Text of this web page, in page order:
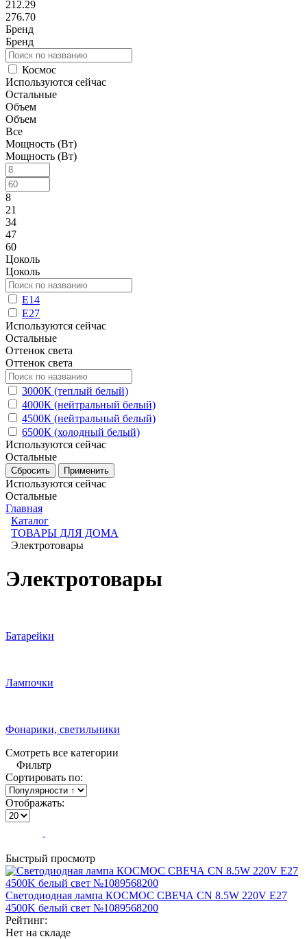
212.29
276.70
Бренд
Бренд
Космос
Используются сейчас
Остальные
Объем
Объем
Все
Мощность (Вт)
Мощность (Вт)
8
21
34
47
60
Цоколь
Цоколь
E14
E27
Используются сейчас
Остальные
Оттенок света
Оттенок света
3000К (теплый белый)
4000К (нейтральный белый)
4500К (нейтральный белый)
6500К (холодный белый)
Используются сейчас
Остальные
Используются сейчас
Остальные
Главная
Каталог
ТОВАРЫ ДЛЯ ДОМА
Электротовары
Электротовары
Батарейки
Лампочки
Фонарики, светильники
Смотреть все категории
Фильтр
Сортировать по:
Отображать:
Быстрый просмотр
Светодиодная лампа КОСМОС СВЕЧА CN 8.5W 220V E27
4500K белый свет №1089568200
Рейтинг:
Нет на складе